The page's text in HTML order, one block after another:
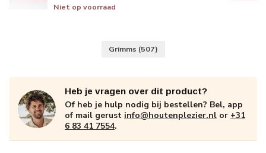
Niet op voorraad
Grimms (507)
Heb je vragen over dit product?
Of heb je hulp nodig bij bestellen? Bel, app
of mail gerust info@houtenplezier.nl or +31
6 83 41 7554.